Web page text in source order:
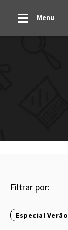
Menu
Filtrar por:
Especial Verão